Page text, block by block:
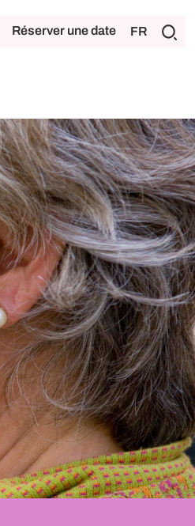
Réserver une date FR